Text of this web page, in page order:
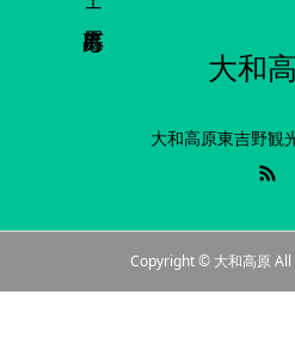
大和
大和高原東吉野観
Copyright © 大和高原 All